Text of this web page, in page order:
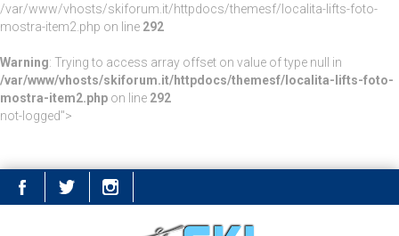
/var/www/vhosts/skiforum.it/httpdocs/themesf/localita-lifts-foto-
mostra-item2.php on line 292
Warning: Trying to access array offset on value of type null in
/var/www/vhosts/skiforum.it/httpdocs/themesf/localita-lifts-foto-
mostra-item2.php on line 292
not-logged">